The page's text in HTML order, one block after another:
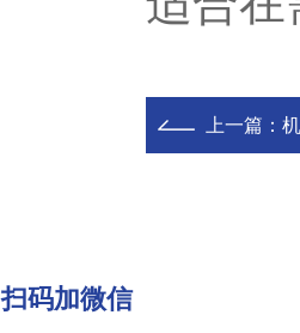
上一篇：
扫码加微信